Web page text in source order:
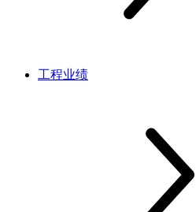
工程业绩